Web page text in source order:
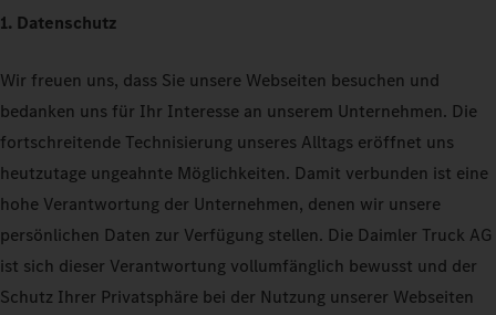
1. Datenschutz
Wir freuen uns, dass Sie unsere Webseiten besuchen und
bedanken uns für Ihr Interesse an unserem Unternehmen. Die
fortschreitende Technisierung unseres Alltags eröffnet uns
heutzutage ungeahnte Möglichkeiten. Damit verbunden ist eine
hohe Verantwortung der Unternehmen, denen wir unsere
persönlichen Daten zur Verfügung stellen. Die Daimler Truck AG
ist sich dieser Verantwortung vollumfänglich bewusst und der
Schutz Ihrer Privatsphäre bei der Nutzung unserer Webseiten